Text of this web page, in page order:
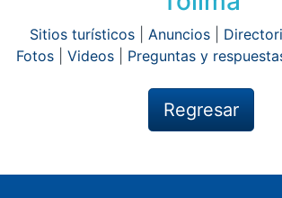
Sitios turísticos| Anuncios|
Fotos| Videos| Preguntas y
Regresar